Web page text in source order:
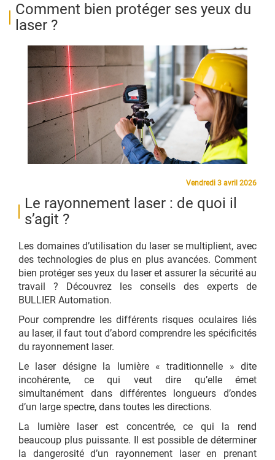
Comment bien protéger ses yeux du
laser ?
Vendredi 3 avril 2026
Le rayonnement laser : de quoi il
s’agit ?
Les domaines d’utilisation du laser se multiplient, avec
des technologies de plus en plus avancées. Comment
bien protéger ses yeux du laser et assurer la sécurité au
travail ? Découvrez les conseils des experts de
BULLIER Automation.
Pour comprendre les différents risques oculaires liés
au laser, il faut tout d’abord comprendre les spécificités
du rayonnement laser.
Le laser désigne la lumière « traditionnelle » dite
incohérente, ce qui veut dire qu’elle émet
simultanément dans différentes longueurs d’ondes
d’un large spectre, dans toutes les directions.
La lumière laser est concentrée, ce qui la rend
beaucoup plus puissante. Il est possible de déterminer
la dangerosité d’un rayonnement laser en prenant